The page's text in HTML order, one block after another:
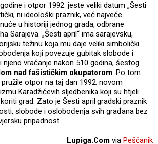
i otpor 1992. jeste veliki datum „Šesti
ni ideološki praznik, već najveće
u historiji jednog grada, odbrane
Sarajeva. „Šesti april“ ima sarajevsku,
težinu koja mu daje veliki simbolički
koji povezuje gubitak slobode i
njeno vraćanje nakon 510 godina, šestog
nad fašističkim okupatorom. Po tom
otpor na taj dan 1992. novom
Karadžićevih sljedbenika koji su htjeli
grad. Zato je Šesti april gradski praznik
slobode i oslobođenja svih građana bez
pripadnost.
Lupiga.Com via Peščanik